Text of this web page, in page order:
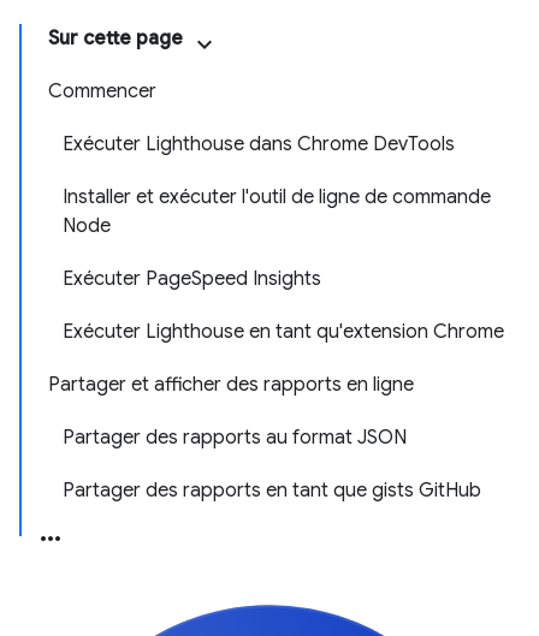
Sur cette page
Commencer
Exécuter Lighthouse dans Chrome DevTools
Installer et exécuter l'outil de ligne de commande
Node
Exécuter PageSpeed Insights
Exécuter Lighthouse en tant qu'extension Chrome
Partager et afficher des rapports en ligne
Partager des rapports au format JSON
Partager des rapports en tant que gists GitHub